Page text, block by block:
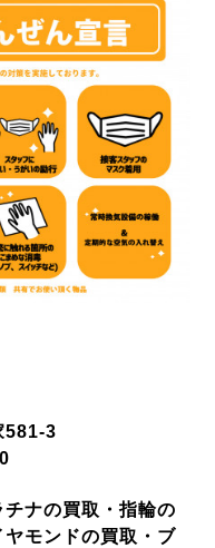
581-3
ナの買取・指輪の
モンドの買取・ブ